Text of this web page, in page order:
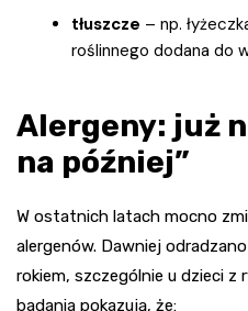
tłuszcze – np.
roślinnego dodana do
Alergeny: już
na później”
W ostatnich latach mocno
alergenów. Dawniej
rokiem, szczególnie u dzieci z
badania pokazują, że: